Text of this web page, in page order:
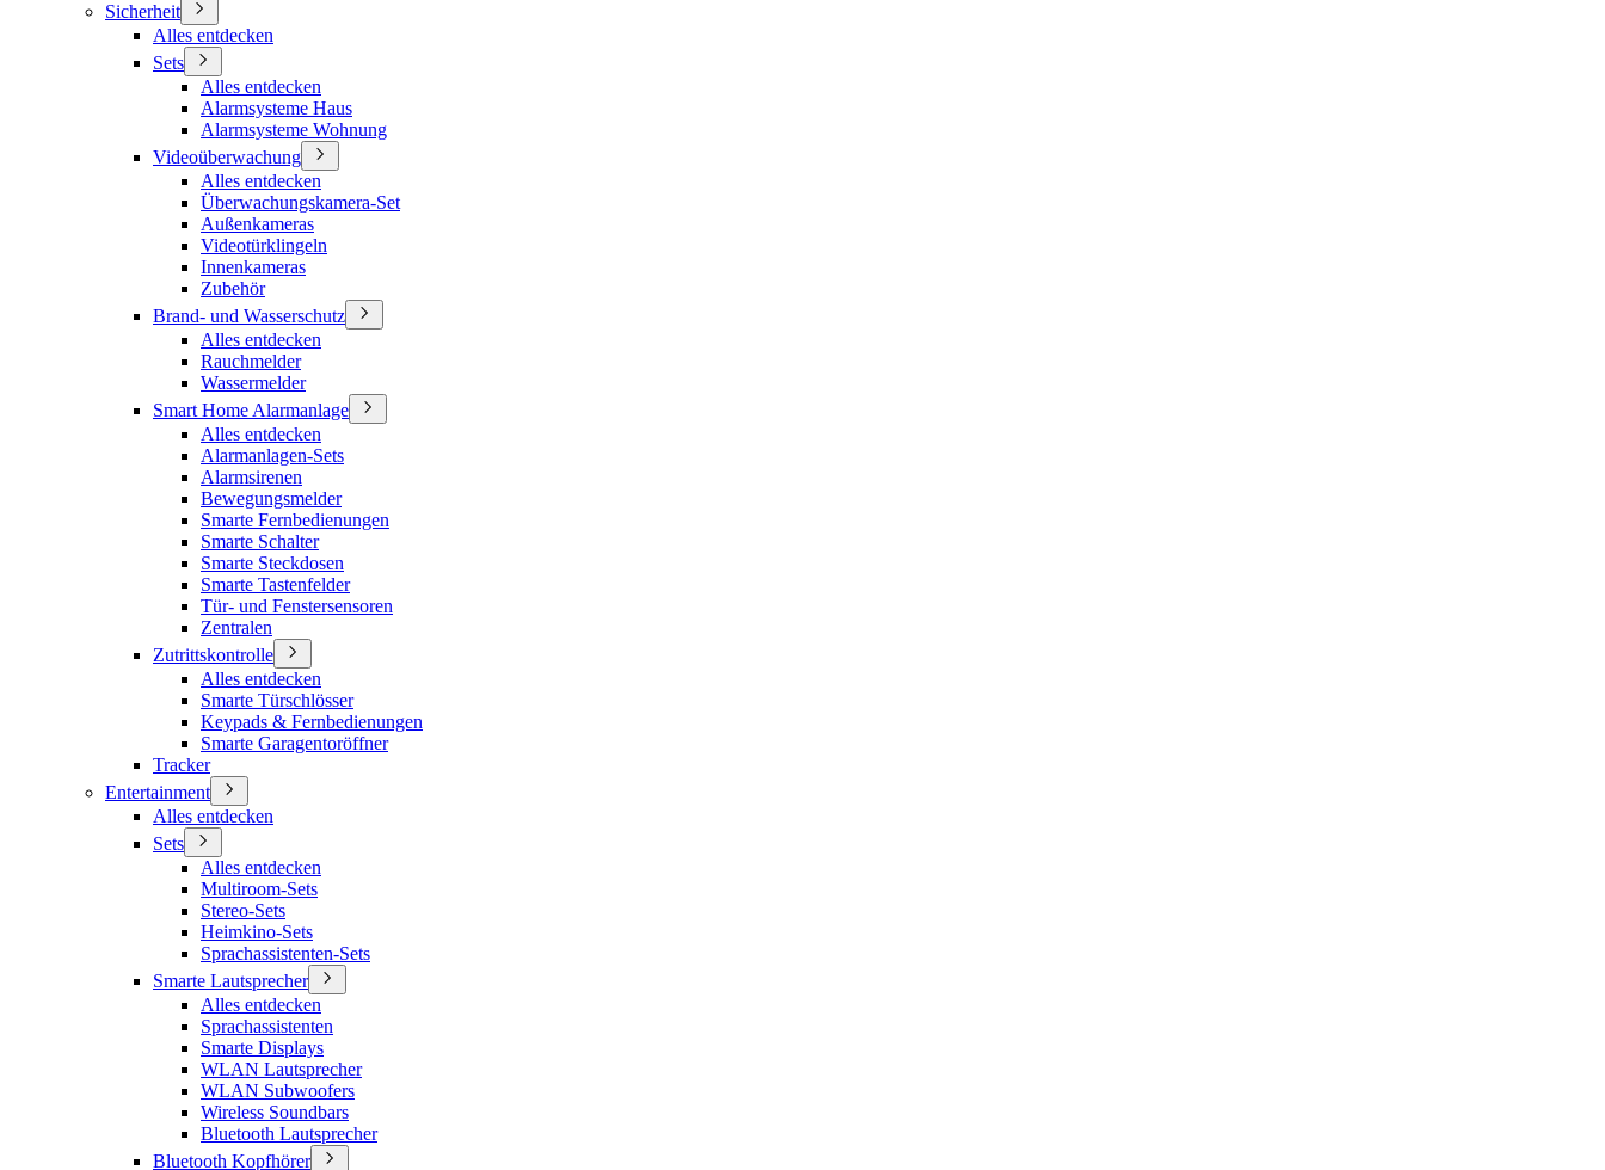
Sicherheit
Alles entdecken
Sets
Alles entdecken
Alarmsysteme Haus
Alarmsysteme Wohnung
Videoüberwachung
Alles entdecken
Überwachungskamera-Set
Außenkameras
Videotürklingeln
Innenkameras
Zubehör
Brand- und Wasserschutz
Alles entdecken
Rauchmelder
Wassermelder
Smart Home Alarmanlage
Alles entdecken
Alarmanlagen-Sets
Alarmsirenen
Bewegungsmelder
Smarte Fernbedienungen
Smarte Schalter
Smarte Steckdosen
Smarte Tastenfelder
Tür- und Fenstersensoren
Zentralen
Zutrittskontrolle
Alles entdecken
Smarte Türschlösser
Keypads & Fernbedienungen
Smarte Garagentoröffner
Tracker
Entertainment
Alles entdecken
Sets
Alles entdecken
Multiroom-Sets
Stereo-Sets
Heimkino-Sets
Sprachassistenten-Sets
Smarte Lautsprecher
Alles entdecken
Sprachassistenten
Smarte Displays
WLAN Lautsprecher
WLAN Subwoofers
Wireless Soundbars
Bluetooth Lautsprecher
Bluetooth Kopfhörer